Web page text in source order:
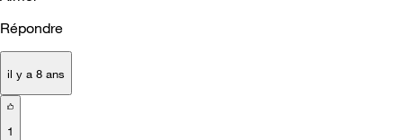
Répondre
il y a 8 ans
1